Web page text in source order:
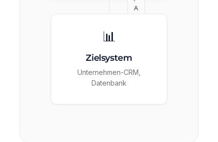
A
📊
Zielsystem
Unternehmen-CRM,
Datenbank